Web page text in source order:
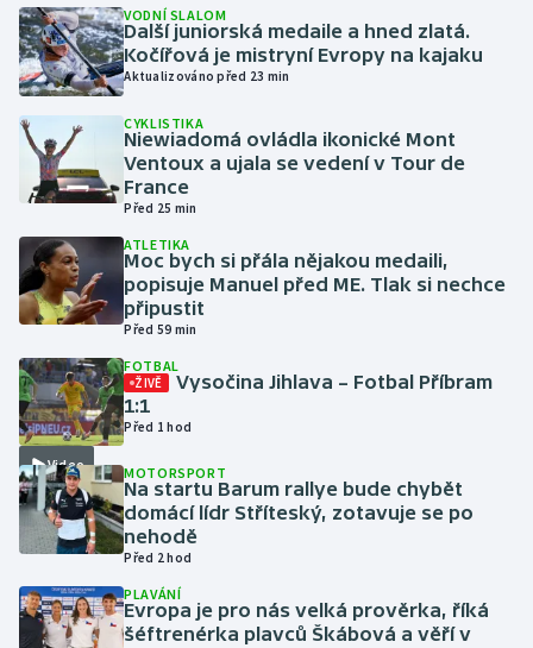
Gymnastika
Házená
Jezdectví
Judo
Krasobruslení
Lezení
Lyže a snowboard
Moderní pětiboj
Motorsport
Olympijské hry
Parasport
Plavání
VODNÍ SLALOM
Další juniorská medaile a hned zlatá.
Kočířová je mistryní Evropy na kajaku
Aktualizováno před 23 min
CYKLISTIKA
Niewiadomá ovládla ikonické Mont
Ventoux a ujala se vedení v Tour de
France
Před 25 min
ATLETIKA
Moc bych si přála nějakou medaili,
popisuje Manuel před ME. Tlak si nechce
připustit
Před 59 min
Video
FOTBAL
ŽIVĚ
Vysočina Jihlava – Fotbal Příbram
1:1
Před 1 hod
MOTORSPORT
Na startu Barum rallye bude chybět
domácí lídr Stříteský, zotavuje se po
nehodě
Před 2 hod
PLAVÁNÍ
Evropa je pro nás velká prověrka, říká
šéftrenérka plavců Škábová a věří v